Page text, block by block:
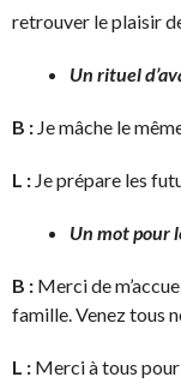
retrouver le plaisir
Un rituel
B : Je mâche le
L : Je prépare les
Un mot pour
B : Merci de
famille. Venez tous
L : Merci à tous